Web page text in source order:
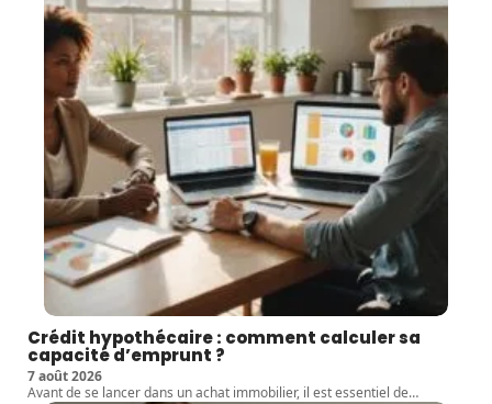
Crédit hypothécaire : comment calculer sa
capacité d’emprunt ?
7 août 2026
Avant de se lancer dans un achat immobilier, il est essentiel de…